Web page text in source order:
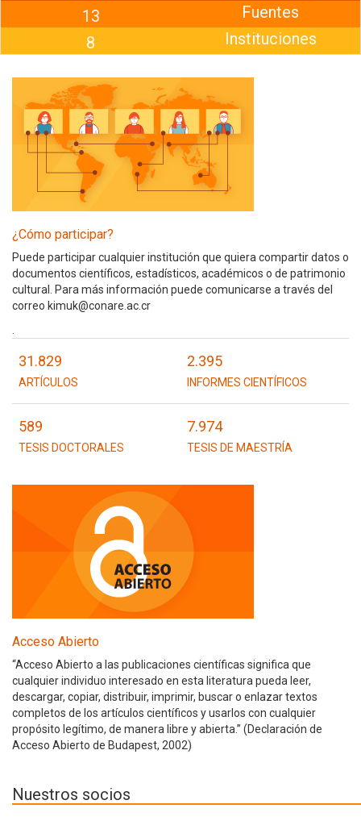
13
8
Fuentes
Instituciones
¿Cómo participar?
Puede participar cualquier institución que quiera compartir datos o
documentos científicos, estadísticos, académicos o de patrimonio
cultural. Para más información puede comunicarse a través del
correo kimuk@conare.ac.cr
31.829
ARTÍCULOS
2.395
INFORMES CIENTÍFICOS
589
TESIS DOCTORALES
7.974
TESIS DE MAESTRÍA
Acceso Abierto
“Acceso Abierto a las publicaciones científicas significa que
cualquier individuo interesado en esta literatura pueda leer,
descargar, copiar, distribuir, imprimir, buscar o enlazar textos
completos de los artículos científicos y usarlos con cualquier
propósito legítimo, de manera libre y abierta.” (Declaración de
Acceso Abierto de Budapest, 2002)
Nuestros socios